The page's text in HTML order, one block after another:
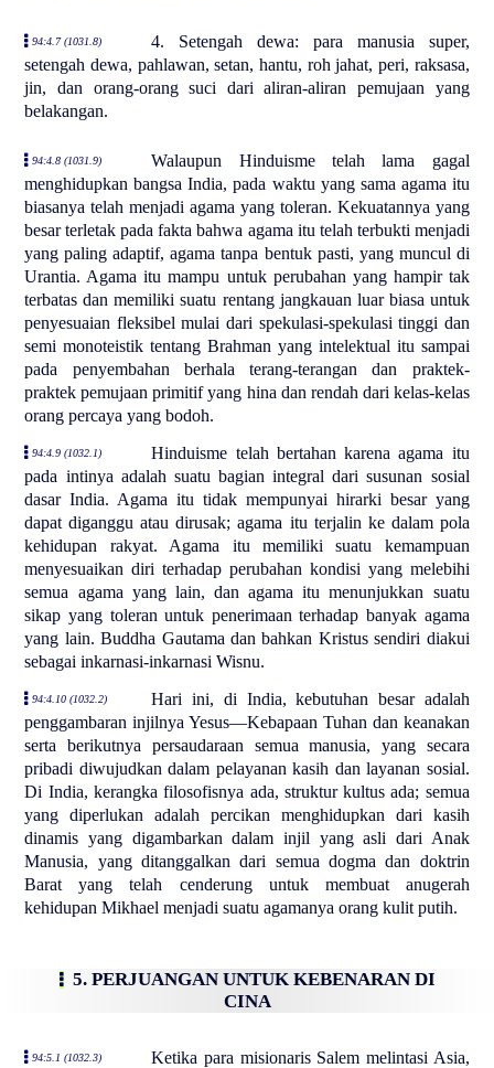
94:4.7 (1031.8)
4. Setengah dewa: para manusia super,
setengah dewa, pahlawan, setan, hantu, roh jahat, peri, raksasa,
jin, dan orang-orang suci dari aliran-aliran pemujaan yang
belakangan.
94:4.8 (1031.9)
Walaupun Hinduisme telah lama gagal
menghidupkan bangsa India, pada waktu yang sama agama itu
biasanya telah menjadi agama yang toleran. Kekuatannya yang
besar terletak pada fakta bahwa agama itu telah terbukti menjadi
yang paling adaptif, agama tanpa bentuk pasti, yang muncul di
Urantia. Agama itu mampu untuk perubahan yang hampir tak
terbatas dan memiliki suatu rentang jangkauan luar biasa untuk
penyesuaian fleksibel mulai dari spekulasi-spekulasi tinggi dan
semi monoteistik tentang Brahman yang intelektual itu sampai
pada penyembahan berhala terang-terangan dan praktek-
praktek pemujaan primitif yang hina dan rendah dari kelas-kelas
orang percaya yang bodoh.
94:4.9 (1032.1)
Hinduisme telah bertahan karena agama itu
pada intinya adalah suatu bagian integral dari susunan sosial
dasar India. Agama itu tidak mempunyai hirarki besar yang
dapat diganggu atau dirusak; agama itu terjalin ke dalam pola
kehidupan rakyat. Agama itu memiliki suatu kemampuan
menyesuaikan diri terhadap perubahan kondisi yang melebihi
semua agama yang lain, dan agama itu menunjukkan suatu
sikap yang toleran untuk penerimaan terhadap banyak agama
yang lain. Buddha Gautama dan bahkan Kristus sendiri diakui
sebagai inkarnasi-inkarnasi Wisnu.
94:4.10 (1032.2)
Hari ini, di India, kebutuhan besar adalah
penggambaran injilnya Yesus—Kebapaan Tuhan dan keanakan
serta berikutnya persaudaraan semua manusia, yang secara
pribadi diwujudkan dalam pelayanan kasih dan layanan sosial.
Di India, kerangka filosofisnya ada, struktur kultus ada; semua
yang diperlukan adalah percikan menghidupkan dari kasih
dinamis yang digambarkan dalam injil yang asli dari Anak
Manusia, yang ditanggalkan dari semua dogma dan doktrin
Barat yang telah cenderung untuk membuat anugerah
kehidupan Mikhael menjadi suatu agamanya orang kulit putih.
5. PERJUANGAN UNTUK KEBENARAN DI
CINA
94:5.1 (1032.3)
Ketika para misionaris Salem melintasi Asia,